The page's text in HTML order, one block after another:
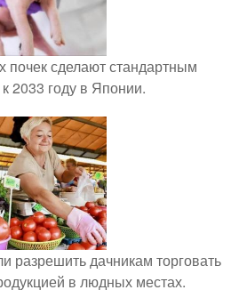
почек сделают стандартным
2033 году в Японии.
разрешить дачникам торговать
в людных местах.